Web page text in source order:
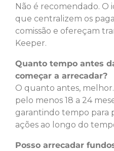
Não é recomendado. O
que centralizem os
comissão e ofereçam
Keeper.
Quanto tempo antes
começar a arrecadar?
O quanto antes,
pelo menos 18 a 24
garantindo tempo para
ações ao longo do
Posso arrecadar